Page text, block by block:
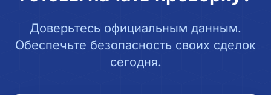
Доверьтесь официальным данным.
Обеспечьте безопасность своих сделок
сегодня.